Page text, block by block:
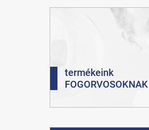
termékeink
FOGORVOSOKNAK